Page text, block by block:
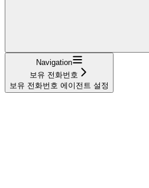
Navigation
보유 전화번호
보유 전화번호 에이전트 설정